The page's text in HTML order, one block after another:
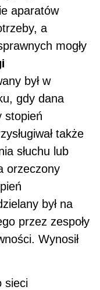
aparatów
a
mogły
był w
gdy dana
stopień
także
słuchu lub
orzeczony
był na
przez zespoły
Wynosił
sieci